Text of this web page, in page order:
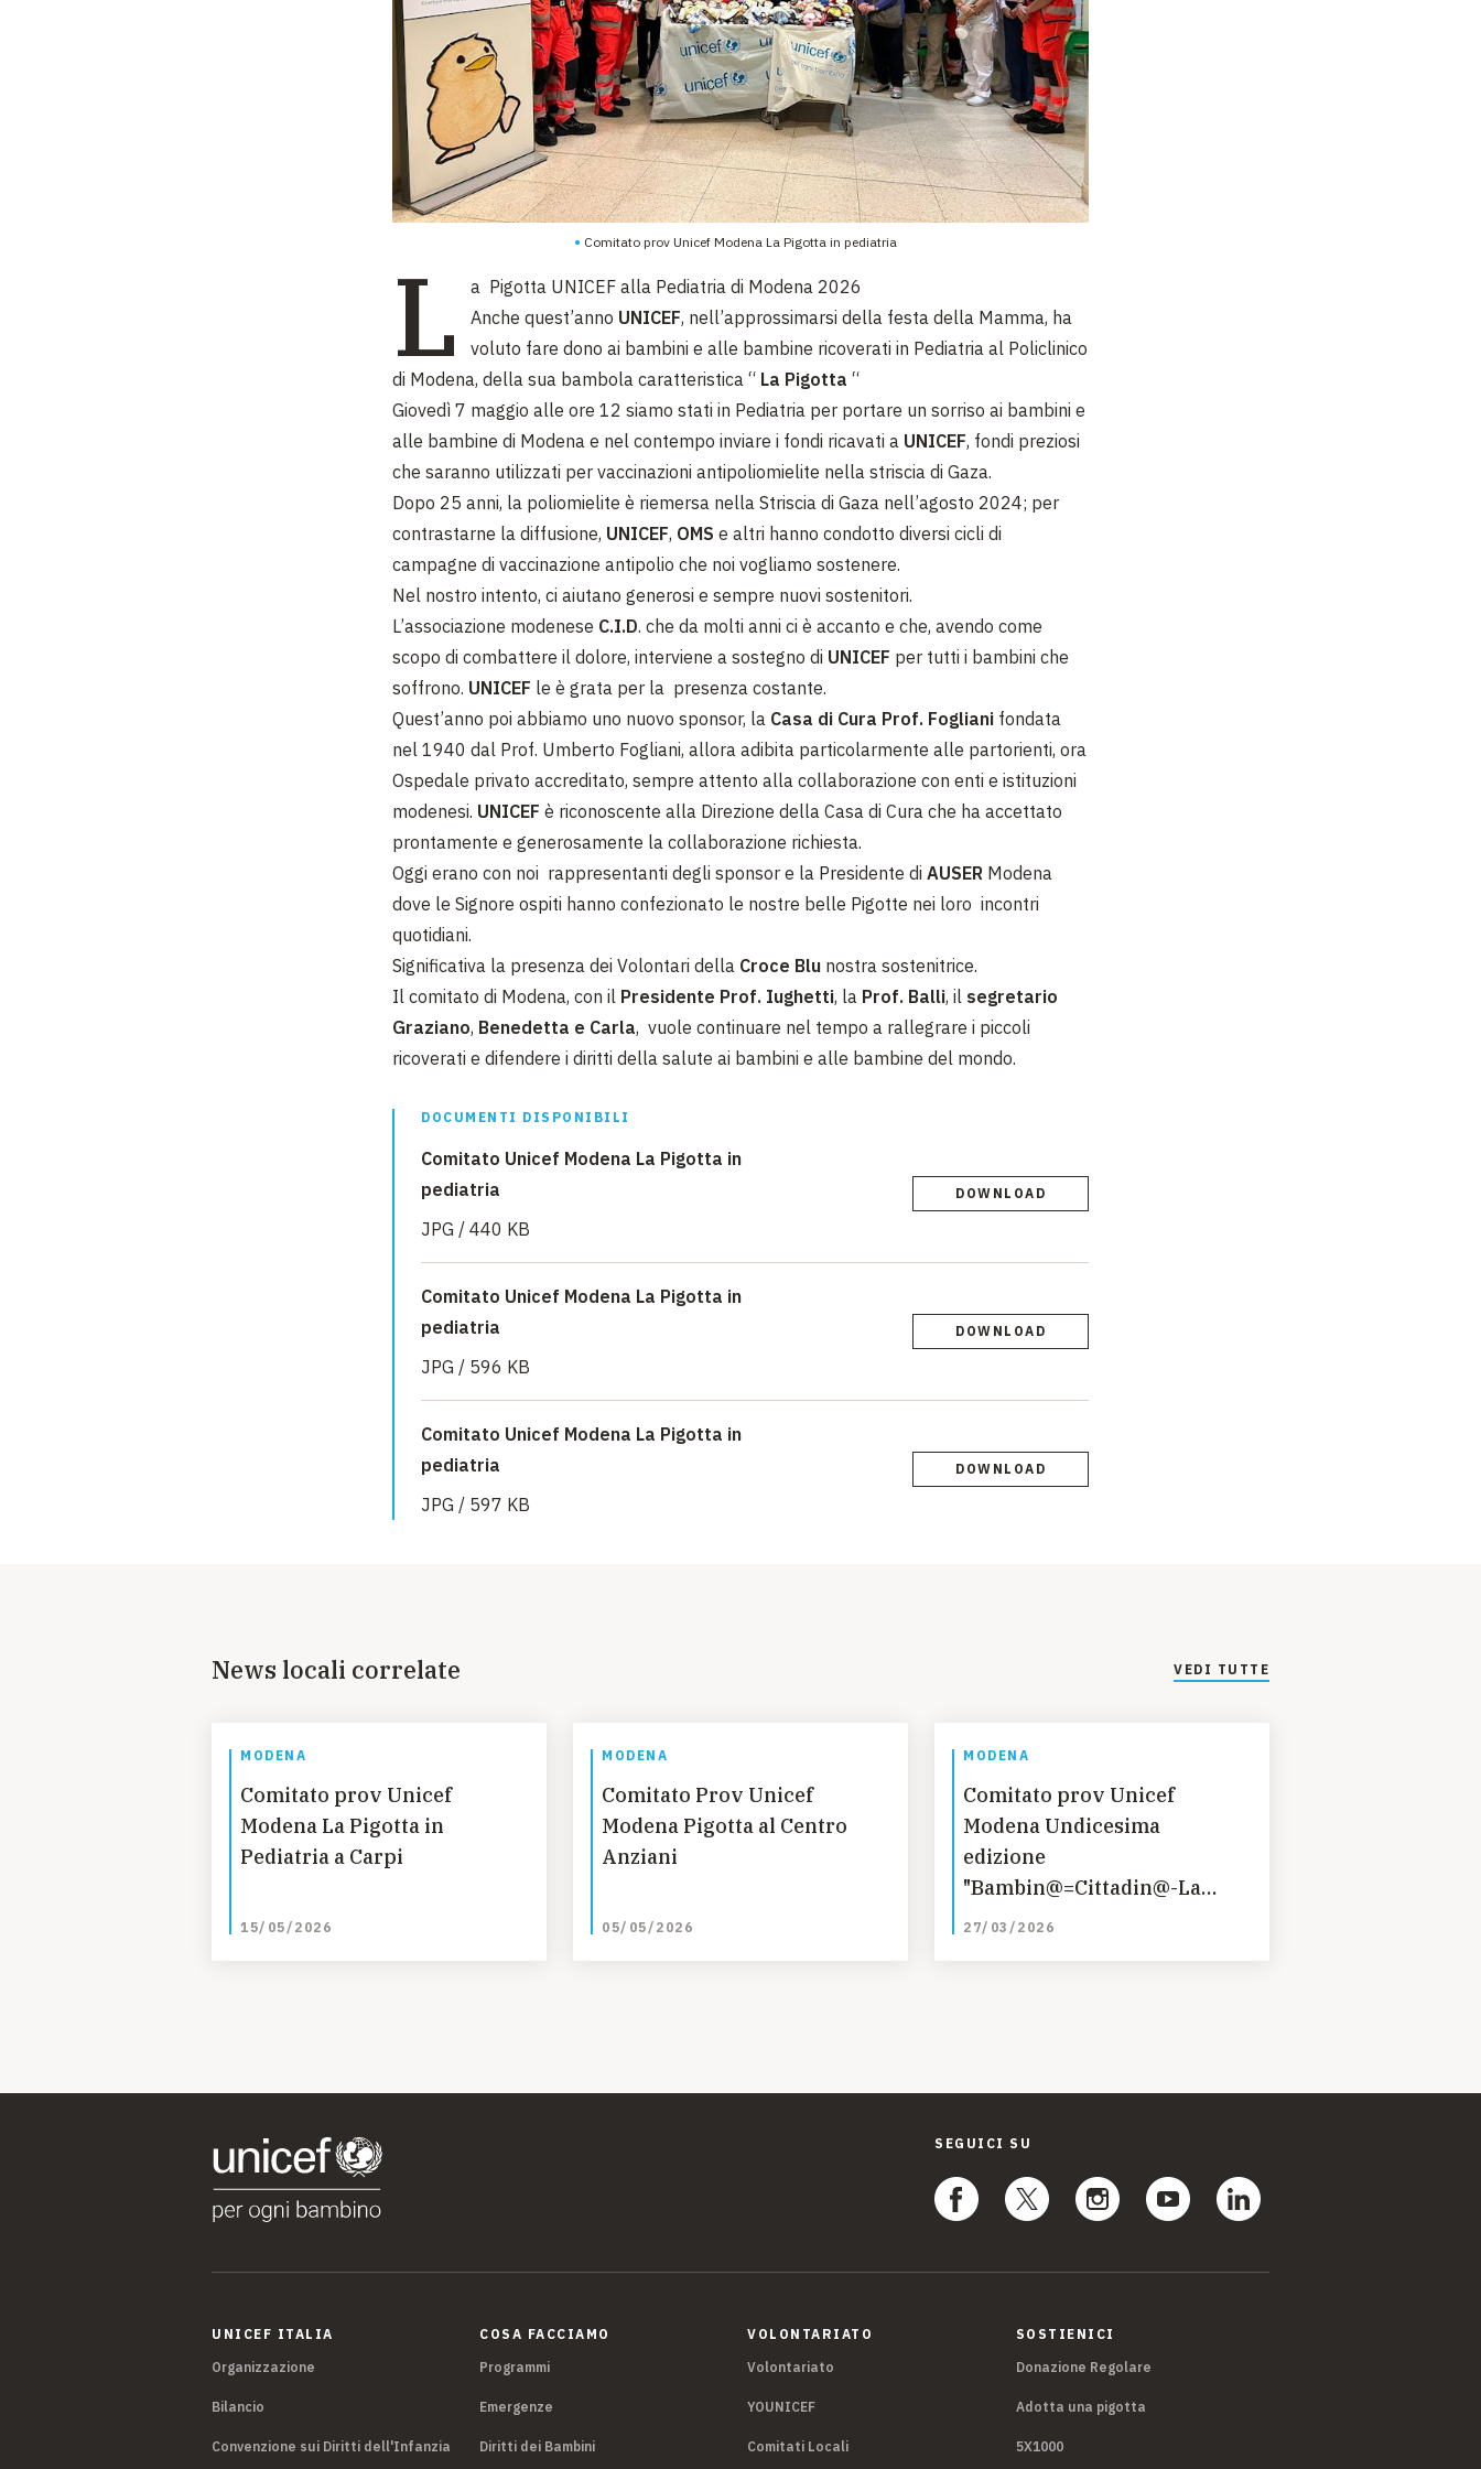
Comitato prov Unicef Modena La Pigotta in pediatria
L
a Pigotta UNICEF alla Pediatria di Modena 2026
Anche quest’anno UNICEF, nell’approssimarsi della festa della Mamma, ha
voluto fare dono ai bambini e alle bambine ricoverati in Pediatria al Policlinico
di Modena, della sua bambola caratteristica “ La Pigotta “
Giovedì 7 maggio alle ore 12 siamo stati in Pediatria per portare un sorriso ai bambini e
alle bambine di Modena e nel contempo inviare i fondi ricavati a UNICEF, fondi preziosi
che saranno utilizzati per vaccinazioni antipoliomielite nella striscia di Gaza.
Dopo 25 anni, la poliomielite è riemersa nella Striscia di Gaza nell’agosto 2024; per
contrastarne la diffusione, UNICEF, OMS e altri hanno condotto diversi cicli di
campagne di vaccinazione antipolio che noi vogliamo sostenere.
Nel nostro intento, ci aiutano generosi e sempre nuovi sostenitori.
L’associazione modenese C.I.D. che da molti anni ci è accanto e che, avendo come
scopo di combattere il dolore, interviene a sostegno di UNICEF per tutti i bambini che
soffrono. UNICEF le è grata per la presenza costante.
Quest’anno poi abbiamo uno nuovo sponsor, la Casa di Cura Prof. Fogliani fondata
nel 1940 dal Prof. Umberto Fogliani, allora adibita particolarmente alle partorienti, ora
Ospedale privato accreditato, sempre attento alla collaborazione con enti e istituzioni
modenesi. UNICEF è riconoscente alla Direzione della Casa di Cura che ha accettato
prontamente e generosamente la collaborazione richiesta.
Oggi erano con noi rappresentanti degli sponsor e la Presidente di AUSER Modena
dove le Signore ospiti hanno confezionato le nostre belle Pigotte nei loro incontri
quotidiani.
Significativa la presenza dei Volontari della Croce Blu nostra sostenitrice.
Il comitato di Modena, con il Presidente Prof. Iughetti, la Prof. Balli, il segretario
Graziano, Benedetta e Carla, vuole continuare nel tempo a rallegrare i piccoli
ricoverati e difendere i diritti della salute ai bambini e alle bambine del mondo.
DOCUMENTI DISPONIBILI
Comitato Unicef Modena La Pigotta in
pediatria
JPG / 440 KB
DOWNLOAD
Comitato Unicef Modena La Pigotta in
pediatria
JPG / 596 KB
DOWNLOAD
Comitato Unicef Modena La Pigotta in
pediatria
JPG / 597 KB
DOWNLOAD
News locali correlate VEDI TUTTE
MODENA
Comitato prov Unicef
Modena La Pigotta in
Pediatria a Carpi
15/05/2026
MODENA
Comitato Prov Unicef
Modena Pigotta al Centro
Anziani
05/05/2026
MODENA
Comitato prov Unicef
Modena Undicesima
edizione
"Bambin@=Cittadin@-La
scuola senza confini"
27/03/2026
SEGUICI SU
UNICEF ITALIA
Organizzazione
Bilancio
Convenzione sui Diritti dell'Infanzia
COSA FACCIAMO
Programmi
Emergenze
Diritti dei Bambini
VOLONTARIATO
Volontariato
YOUNICEF
Comitati Locali
SOSTIENICI
Donazione Regolare
Adotta una pigotta
5X1000